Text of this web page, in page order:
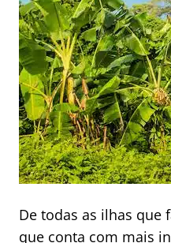
De todas as ilhas que
que conta com mais